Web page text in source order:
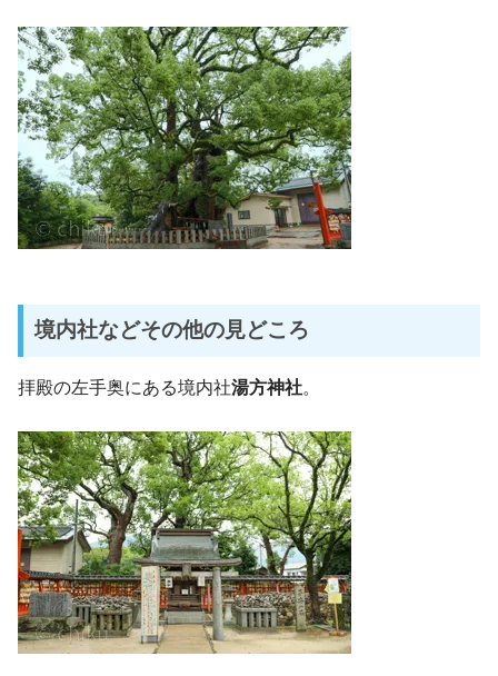
境内社などその他の見どころ
拝殿の左手奥にある境内社湯方神社。